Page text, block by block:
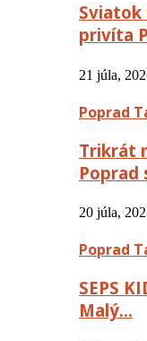
privíta
21 júla,
Poprad
Trikrát
Poprad
20 júla,
Poprad
SEPS
Malý…